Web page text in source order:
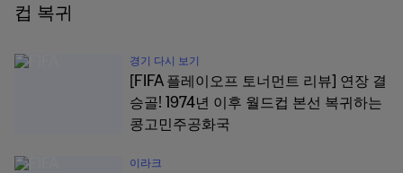
컵 복귀
경기 다시 보기
[FIFA 플레이오프 토너먼트 리뷰] 연장 결
승골! 1974년 이후 월드컵 본선 복귀하는
콩고민주공화국
이라크